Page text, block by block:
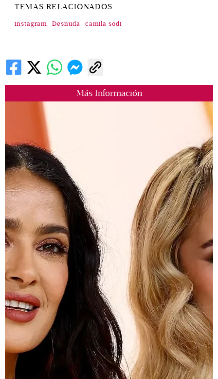
Más Información
TEMAS RELACIONADOS
instagram Desnuda camila sodi